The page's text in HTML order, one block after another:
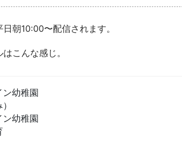
朝10:00〜配信されます。
こんな感じ。
幼稚園
幼稚園